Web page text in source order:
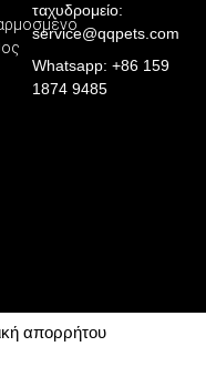
ταχυδρομείο:
service@qqpets.com
Whatsapp: +86 159
1874 9485
απορρήτου